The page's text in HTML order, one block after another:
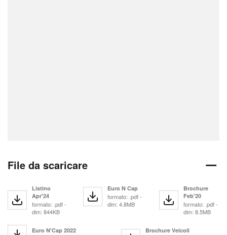
File da scaricare
Listino
Apr'24
formato: .pdf -
dim: 844KB
Euro N Cap
formato: .pdf -
dim: 4.8MB
Brochure
Feb'20
formato: .pdf -
dim: 8.5MB
Euro N'Cap 2022
Brochure Veicoli